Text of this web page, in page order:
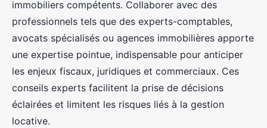
immobiliers compétents. Collaborer avec des
professionnels tels que des experts-comptables,
avocats spécialisés ou agences immobilières apporte
une expertise pointue, indispensable pour anticiper
les enjeux fiscaux, juridiques et commerciaux. Ces
conseils experts facilitent la prise de décisions
éclairées et limitent les risques liés à la gestion
locative.